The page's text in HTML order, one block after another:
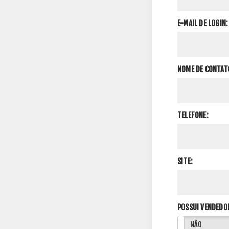
E-MAIL DE LOGIN:
NOME DE
TELEFONE:
SITE:
POSSUI
NÃO